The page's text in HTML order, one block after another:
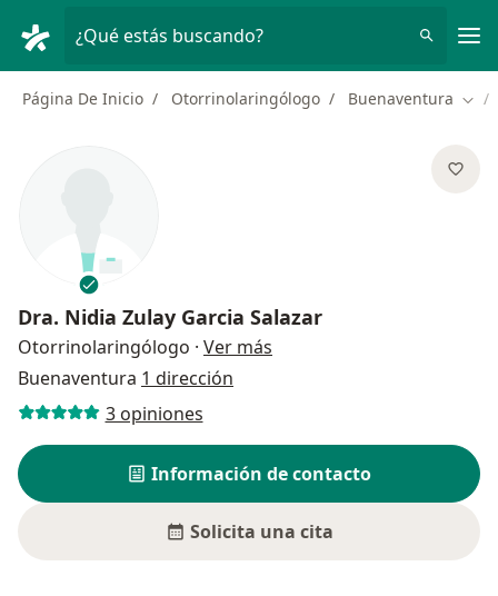
¿Qué estás buscando?
Página De Inicio Otorrinolaringólogo Buenaventura
Dra. Nidia Zulay Garcia Salazar
Otorrinolaringólogo · Ver más
Buenaventura 1 dirección
3 opiniones
Información de contacto
Solicita una cita